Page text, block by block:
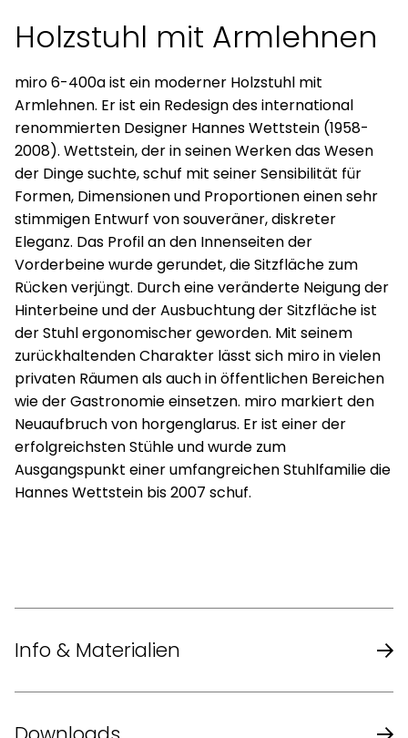
Holzstuhl mit Armlehnen
miro 6-400a ist ein moderner Holzstuhl mit
Armlehnen. Er ist ein Redesign des international
renommierten Designer Hannes Wettstein (1958-
2008). Wettstein, der in seinen Werken das Wesen
der Dinge suchte, schuf mit seiner Sensibilität für
Formen, Dimensionen und Proportionen einen sehr
stimmigen Entwurf von souveräner, diskreter
Eleganz. Das Profil an den Innenseiten der
Vorderbeine wurde gerundet, die Sitzfläche zum
Rücken verjüngt. Durch eine veränderte Neigung der
Hinterbeine und der Ausbuchtung der Sitzfläche ist
der Stuhl ergonomischer geworden. Mit seinem
zurückhaltenden Charakter lässt sich miro in vielen
privaten Räumen als auch in öffentlichen Bereichen
wie der Gastronomie einsetzen. miro markiert den
Neuaufbruch von horgenglarus. Er ist einer der
erfolgreichsten Stühle und wurde zum
Ausgangspunkt einer umfangreichen Stuhlfamilie die
Hannes Wettstein bis 2007 schuf.
Info & Materialien